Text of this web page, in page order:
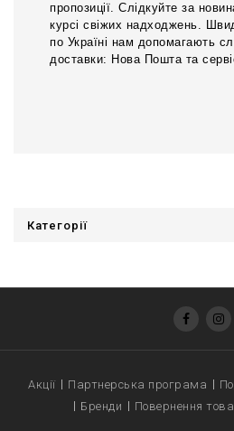
пропозиції. Слідкуйте за
курсі свіжих надходжень.
по Україні нам допомагають
доставки: Нова Пошта та
Категорії
Акції Партнерська програма
Бренди
Повернення